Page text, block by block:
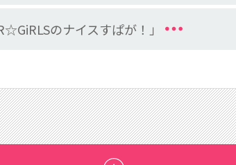
のナイスすぱが！」